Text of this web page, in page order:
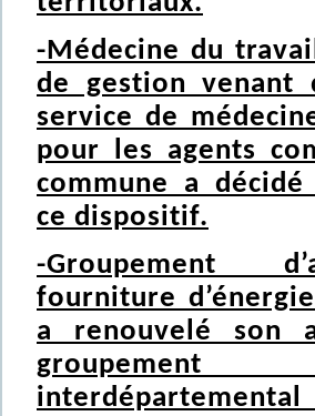
-Médecine du
de gestion venant
service de
pour les agents
commune a décidé
ce dispositif.
-Groupement
fourniture
a renouvelé son
groupement